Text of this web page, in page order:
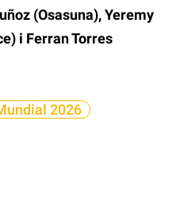
(Osasuna), Yeremy
i Ferran Torres
2026